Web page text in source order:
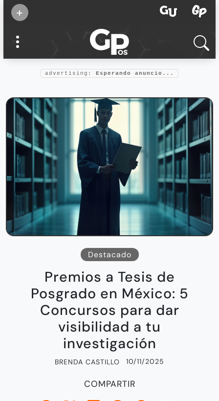
+
confianza
Foro salud
advertising: Esperando anuncio...
Destacado
Premios a Tesis de
Posgrado en México: 5
Concursos para dar
visibilidad a tu
investigación
BRENDA CASTILLO 10/11/2025
COMPARTIR